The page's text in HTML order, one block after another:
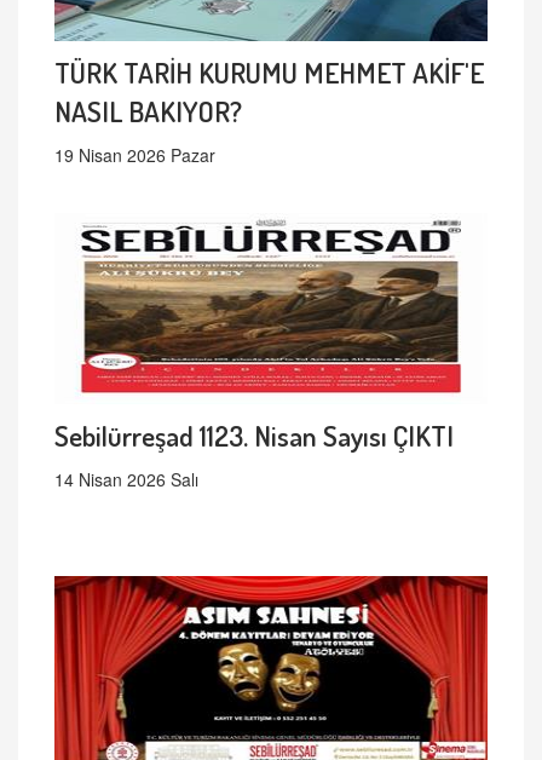
TÜRK TARİH KURUMU MEHMET AKİF'E
NASIL BAKIYOR?
19 Nisan 2026 Pazar
Sebilürreşad 1123. Nisan Sayısı ÇIKTI
14 Nisan 2026 Salı